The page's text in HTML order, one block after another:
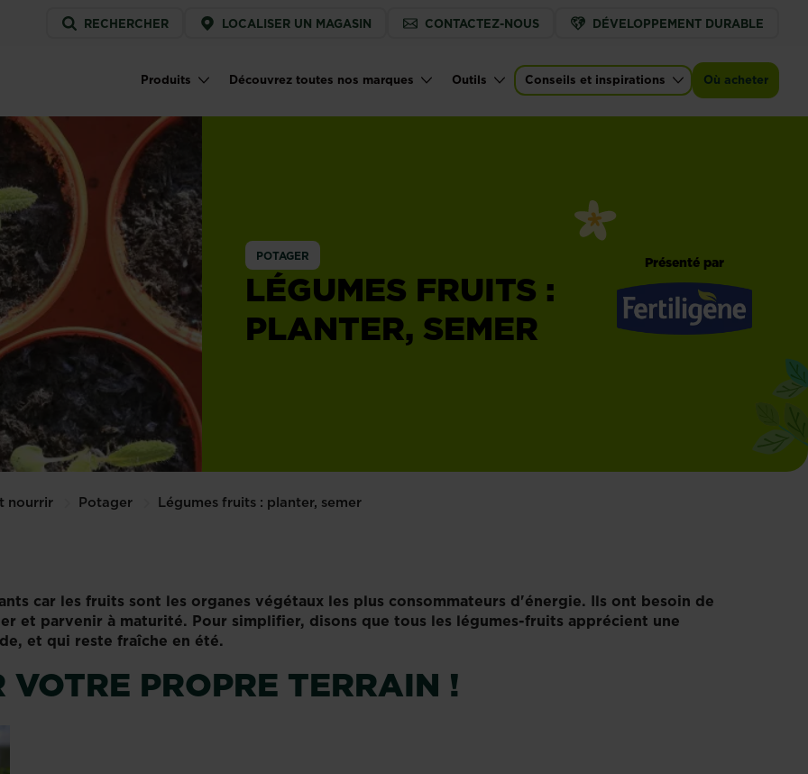
Service
menu
RECHERCHER LOCALISER UN MAGASIN CONTACTEZ-NOUS DÉVELOPPEMENT DURABLE
Main navigation
Produits Découvrez toutes nos marques Outils Conseils et inspirations Où acheter
POTAGER
LÉGUMES FRUITS :
PLANTER, SEMER
Présenté par
nourrir Potager Légumes fruits : planter, semer
car les fruits sont les organes végétaux les plus consommateurs d'énergie. Ils ont besoin de
et parvenir à maturité. Pour simplifier, disons que tous les légumes-fruits apprécient une
et qui reste fraîche en été.
PROPRE TERRAIN !